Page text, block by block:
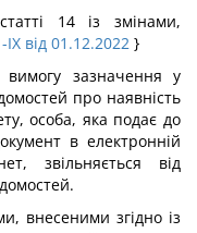
14 із змінами,
від 01.12.2022 }
зазначення у
про наявність
особа, яка подає до
в електронній
звільняється від
внесеними згідно із